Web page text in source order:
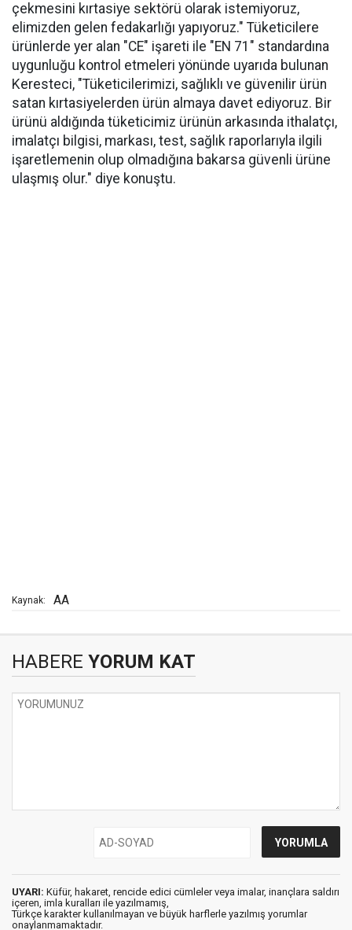
çekmesini kırtasiye sektörü olarak istemiyoruz,
elimizden gelen fedakarlığı yapıyoruz." Tüketicilere
ürünlerde yer alan "CE" işareti ile "EN 71" standardına
uygunluğu kontrol etmeleri yönünde uyarıda bulunan
Keresteci, "Tüketicilerimizi, sağlıklı ve güvenilir ürün
satan kırtasiyelerden ürün almaya davet ediyoruz. Bir
ürünü aldığında tüketicimiz ürünün arkasında ithalatçı,
imalatçı bilgisi, markası, test, sağlık raporlarıyla ilgili
işaretlemenin olup olmadığına bakarsa güvenli ürüne
ulaşmış olur." diye konuştu.
Kaynak: AA
HABERE YORUM KAT
UYARI: Küfür, hakaret, rencide edici cümleler veya imalar, inançlara saldırı
içeren, imla kuralları ile yazılmamış,
Türkçe karakter kullanılmayan ve büyük harflerle yazılmış yorumlar
onaylanmamaktadır.